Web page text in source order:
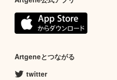
Artgeneとつながる
twitter